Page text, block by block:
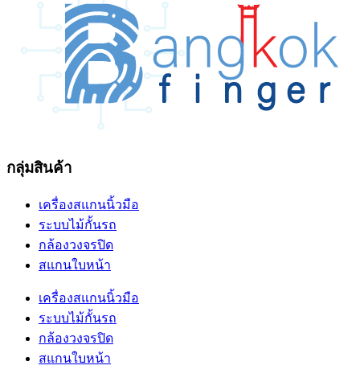
กลุ่มสินค้า
เครื่องสแกนนิ้วมือ
ระบบไม้กั้นรถ
กล้องวงจรปิด
สแกนใบหน้า
เครื่องสแกนนิ้วมือ
ระบบไม้กั้นรถ
กล้องวงจรปิด
สแกนใบหน้า